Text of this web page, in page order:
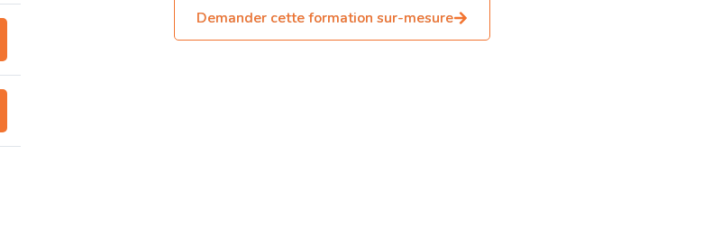
Demander cette formation sur-mesure